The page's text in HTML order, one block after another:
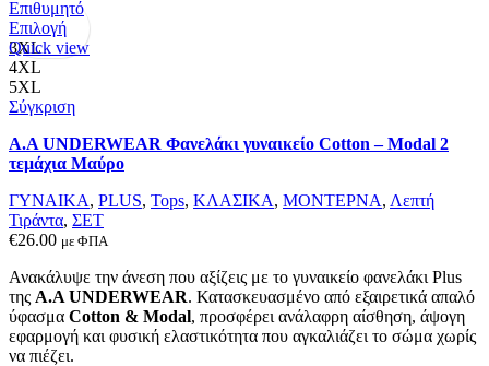
Επιθυμητό
ΕπιλογήΑυτό
το
πολλαπλές
Οι
επιλογές
να
επιλεγούν
στη
του
προϊόντος
Quick view
3XL
4XL
5XL
Σύγκριση
Α.A UNDERWEAR Φανελάκι γυναικείο Cotton – Modal 2
τεμάχια Μαύρο
ΓΥΝΑΙΚΑ, PLUS, Tops, ΚΛΑΣΙΚΑ, ΜΟΝΤΕΡΝΑ, Λεπτή
Τιράντα, ΣΕΤ
€26.00 με ΦΠΑ
Ανακάλυψε την άνεση που αξίζεις με το γυναικείο φανελάκι Plus
της Α.Α UNDERWEAR. Κατασκευασμένο από εξαιρετικά απαλό
ύφασμα Cotton & Modal, προσφέρει ανάλαφρη αίσθηση, άψογη
εφαρμογή και φυσική ελαστικότητα που αγκαλιάζει το σώμα χωρίς
να πιέζει.